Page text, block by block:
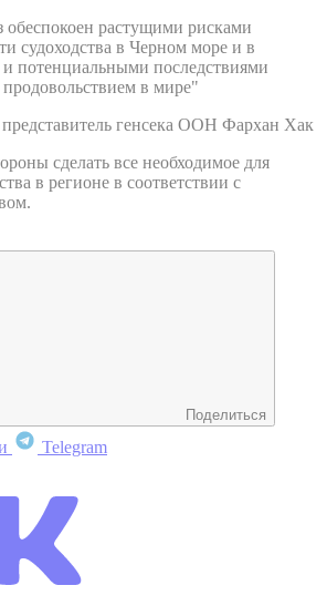
обеспокоен растущими рисками
судоходства в Черном море и в
потенциальными последствиями
продовольствием в мире"
генсека ООН Фархан Хак
сделать все необходимое для
в регионе в соответствии с
Поделиться
Telegram